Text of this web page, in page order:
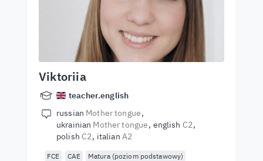
Viktoriia
teacher.english
russian Mother tongue
ukrainian Mother tongue english C2
polish C2 italian A2
FCE CAE
Matura (poziom podstawowy)